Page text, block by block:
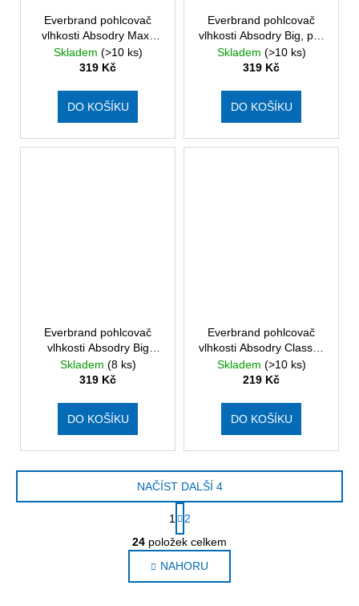
Everbrand pohlcovač
vlhkosti Absodry Maxi,
pro místnost do 105 m3,
1350 g
Skladem (>10 ks)
319 Kč
DO KOŠÍKU
Everbrand pohlcovač
vlhkosti Absodry Big, pro
místnost do 80 m3, 1000
g
Skladem (>10 ks)
319 Kč
DO KOŠÍKU
Everbrand pohlcovač
vlhkosti Absodry Big
Compact pro místnost do
80 m3, 1000 g
Skladem (8 ks)
319 Kč
DO KOŠÍKU
Everbrand pohlcovač
vlhkosti Absodry Classic,
pro místnost do 35 m3,
450 g
Skladem (>10 ks)
219 Kč
DO KOŠÍKU
O
v
l
á
NAČÍST DALŠÍ 4
S
t
r
á
n
k
1
2
24 položek celkem
NAHORU